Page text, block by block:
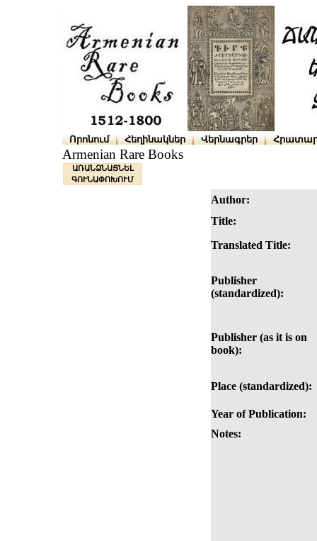
Որոնում Հեղինակներ Վերնագրեր
Armenian Rare Books
ԱՌԱՆՁՆԱՑՆԵԼ
ԳՈՒՆԱՓՈԽՈՒՄ
Author:
Title:
Translated Title:
Publisher
(standardized):
Publisher (as it is on
book):
Place (standardized):
Year of Publication:
Notes: